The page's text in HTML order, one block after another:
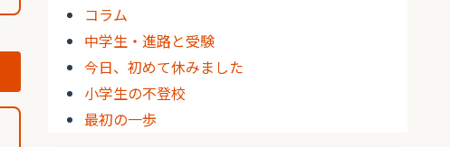
コラム
中学生・進路と受験
今日、初めて休みました
小学生の不登校
最初の一歩